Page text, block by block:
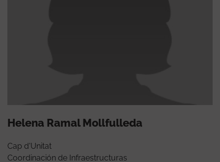
Helena Ramal Mollfulleda
Cap d'Unitat
Coordinación de Infraestructuras